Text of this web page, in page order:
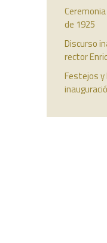
de 1925
Discurso
rector
Festejos y